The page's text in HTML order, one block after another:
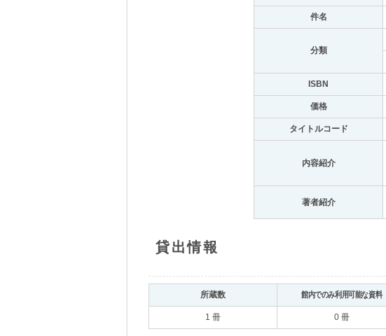
件名
分類
ISBN
価格
タイトルコード
内容紹介
著者紹介
貸出情報
所蔵数 館内でのみ利用可能な資料
1 冊 0 冊